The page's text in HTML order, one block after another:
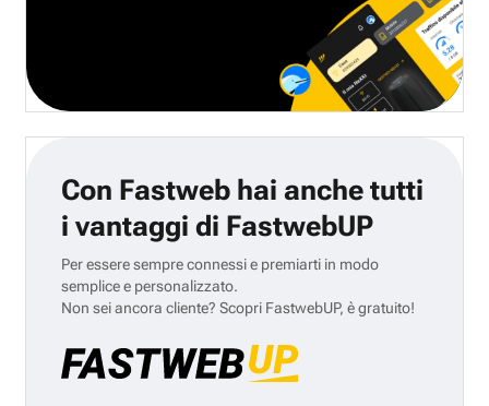
Con Fastweb hai anche tutti
i vantaggi di FastwebUP
Per essere sempre connessi e premiarti in modo
semplice e personalizzato.
Non sei ancora cliente? Scopri FastwebUP, è gratuito!